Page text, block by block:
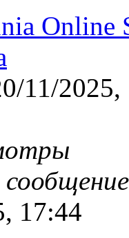
11/2025,
17:44